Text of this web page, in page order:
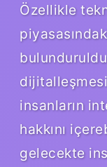
Özellikle
insanların
hakkını
gelecekte